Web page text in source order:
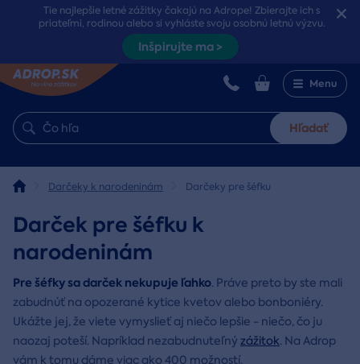
Tie najlepšie letné zážitky čakajú na Adrope! Zbierajte ich s
priateľmi, rodinou alebo si vyhláste svoju osobnú letnú výzvu.
Inšpirujte ma >
Menu
Hľadať
Darčeky k narodeninám Darčeky pre šéfku
Darček pre šéfku k
narodeninám
Pre šéfky sa darček nekupuje ľahko. Práve preto by ste mali
zabudnúť na opozerané kytice kvetov alebo bonboniéry.
Ukážte jej, že viete vymyslieť aj niečo lepšie - niečo, čo ju
naozaj poteší. Napríklad nezabudnuteľný zážitok. Na Adrop
vám k tomu dáme viac ako 400 možností.